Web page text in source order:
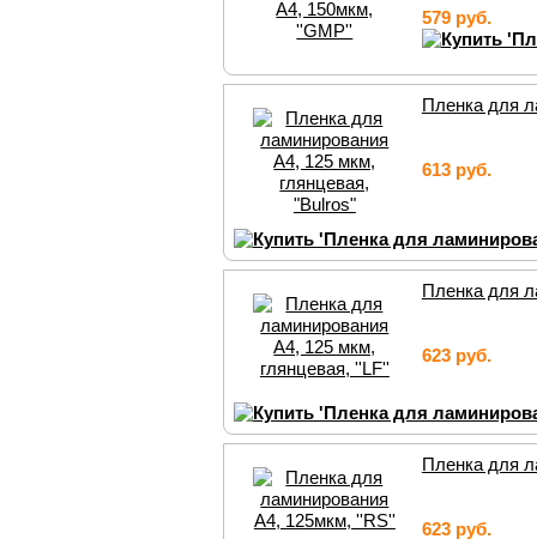
579 руб.
Пленка для
613 руб.
Пленка для
623 руб.
Пленка для
623 руб.